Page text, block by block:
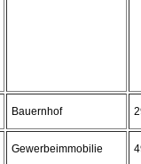
Bauernhof
Gewerbeimmobilie